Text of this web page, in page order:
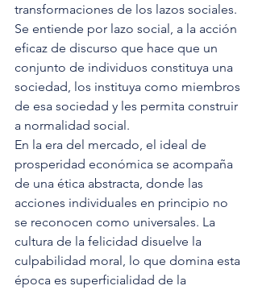
transformaciones de los lazos sociales.
Se entiende por lazo social, a la acción
eficaz de discurso que hace que un
conjunto de individuos constituya una
sociedad, los instituya como miembros
de esa sociedad y les permita construir
a normalidad social.
En la era del mercado, el ideal de
prosperidad económica se acompaña
de una ética abstracta, donde las
acciones individuales en principio no
se reconocen como universales. La
cultura de la felicidad disuelve la
culpabilidad moral, lo que domina esta
época es superficialidad de la